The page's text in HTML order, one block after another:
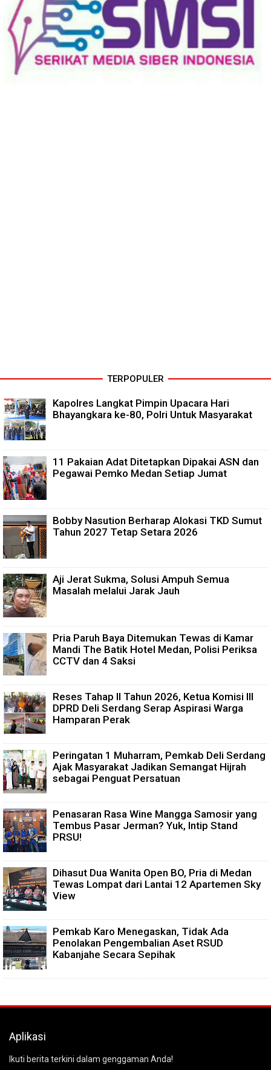
TERPOPULER
Kapolres Langkat Pimpin Upacara Hari
Bhayangkara ke-80, Polri Untuk Masyarakat
11 Pakaian Adat Ditetapkan Dipakai ASN dan
Pegawai Pemko Medan Setiap Jumat
Bobby Nasution Berharap Alokasi TKD Sumut
Tahun 2027 Tetap Setara 2026
Aji Jerat Sukma, Solusi Ampuh Semua
Masalah melalui Jarak Jauh
Pria Paruh Baya Ditemukan Tewas di Kamar
Mandi The Batik Hotel Medan, Polisi Periksa
CCTV dan 4 Saksi
Reses Tahap II Tahun 2026, Ketua Komisi III
DPRD Deli Serdang Serap Aspirasi Warga
Hamparan Perak
Peringatan 1 Muharram, Pemkab Deli Serdang
Ajak Masyarakat Jadikan Semangat Hijrah
sebagai Penguat Persatuan
Penasaran Rasa Wine Mangga Samosir yang
Tembus Pasar Jerman? Yuk, Intip Stand
PRSU!
Dihasut Dua Wanita Open BO, Pria di Medan
Tewas Lompat dari Lantai 12 Apartemen Sky
View
Pemkab Karo Menegaskan, Tidak Ada
Penolakan Pengembalian Aset RSUD
Kabanjahe Secara Sepihak
Aplikasi
Ikuti berita terkini dalam genggaman Anda!